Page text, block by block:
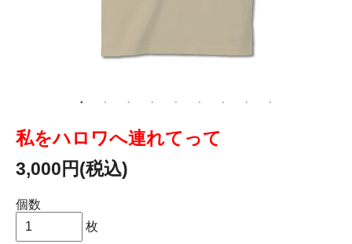
私をハロワへ連れてって
3,000円(税込)
個数
枚